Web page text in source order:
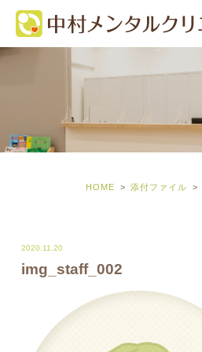
HOME 添付ファイル
2020.11.20
img_staff_002